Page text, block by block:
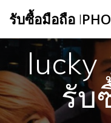
รับซื้อมือถือ I
lucky
รับ